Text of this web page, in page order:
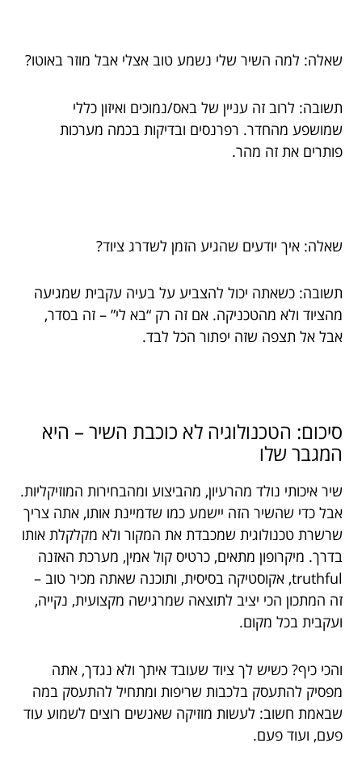
שאלה: למה השיר שלי נשמע טוב אצלי אבל מוזר באוטו?
תשובה: לרוב זה עניין של באס/נמוכים ואיזון כללי
שמושפע מהחדר. רפרנסים ובדיקות בכמה מערכות
פותרים את זה מהר.
שאלה: איך יודעים שהגיע הזמן לשדרג ציוד?
תשובה: כשאתה יכול להצביע על בעיה עקבית שמגיעה
מהציוד ולא מהטכניקה. אם זה רק “בא לי” – זה בסדר,
אבל אל תצפה שזה יפתור הכל לבד.
סיכום: הטכנולוגיה לא כוכבת השיר – היא
המגבר שלו
שיר איכותי נולד מהרעיון, מהביצוע ומהבחירות המוזיקליות.
אבל כדי שהשיר הזה יישמע כמו שדמיינת אותו, אתה צריך
שרשרת טכנולוגית שמכבדת את המקור ולא מקלקלת אותו
בדרך. מיקרופון מתאים, כרטיס קול אמין, מערכת האזנה
truthful, אקוסטיקה בסיסית, ותוכנה שאתה מכיר טוב –
זה המתכון הכי יציב לתוצאה שמרגישה מקצועית, נקייה,
ועקבית בכל מקום.
והכי כיף? כשיש לך ציוד שעובד איתך ולא נגדך, אתה
מפסיק להתעסק בלכבות שריפות ומתחיל להתעסק במה
שבאמת חשוב: לעשות מוזיקה שאנשים רוצים לשמוע עוד
פעם, ועוד פעם.